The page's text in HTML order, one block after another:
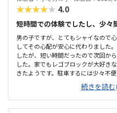
★★★★★ 4.0
短時間での体験でしたし、少々
男の子ですが、とてもシャイなので
してその心配が安心に代わりました
したが、短い時間だったので次回か
した。家でもレゴブロックが大好き
きたようです。駐車するには少々不
の送迎だけになるので問題ないと感
なので問題ないです落ち着いた雰囲
の人数には狭いのではないかと思い
は90分ではなく120分だといいかな
続きを読